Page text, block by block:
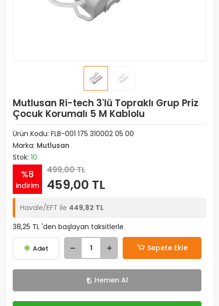
Mutlusan Ri-tech 3'lü Topraklı Grup Priz
Çocuk Korumalı 5 M Kablolu
Ürün Kodu: FLB-001 175 310002 05 00
Marka: Mutlusan
Stok: 10
%8
indirim
499,00 TL
459,00 TL
Havale/EFT ile 449,82 TL
38,25 TL 'den başlayan taksitlerle
Adet Sepete Ekle
Hemen Al